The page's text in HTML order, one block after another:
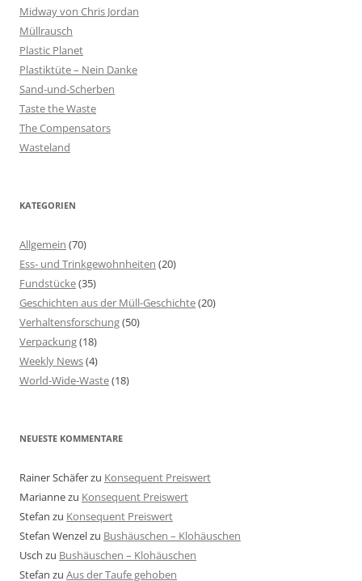
Midway von Chris Jordan
Müllrausch
Plastic Planet
Plastiktüte – Nein Danke
Sand-und-Scherben
Taste the Waste
The Compensators
Wasteland
KATEGORIEN
Allgemein (70)
Ess- und Trinkgewohnheiten (20)
Fundstücke(35)
Geschichten aus der Müll-Geschichte(20)
Verhaltensforschung(50)
Verpackung(18)
Weekly News(4)
World-Wide-Waste(18)
NEUESTE KOMMENTARE
Rainer Schäferzu Konsequent Preiswert
Mariannezu Konsequent Preiswert
Stefan zu Konsequent Preiswert
Stefan Wenzelzu Bushäuschen – Klohäuschen
Usch zu Bushäuschen – Klohäuschen
Stefan zu Aus der Taufe gehoben